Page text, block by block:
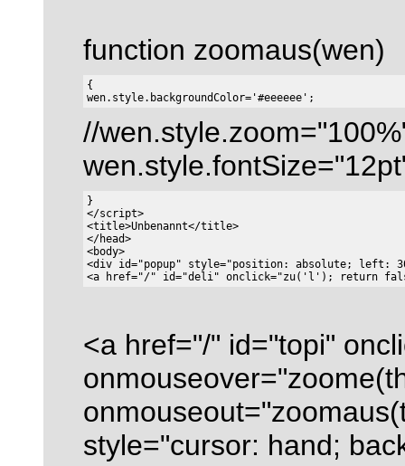
function zoomaus(wen)
{
//
}
</script>
<title>Unbenannt</title>
</head>
<body>
<div id="popup" style="position: absolute; left:
<a href="/" id="topi"
style="cursor: hand;